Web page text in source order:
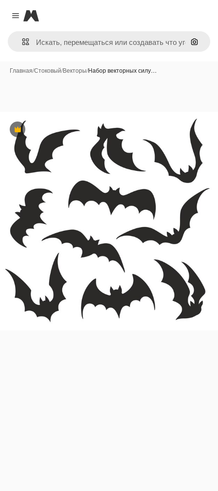
Close menu
Magnific
Поиск
Главная/Стоковый/Векторы/Набор векторных силу…
Премиум